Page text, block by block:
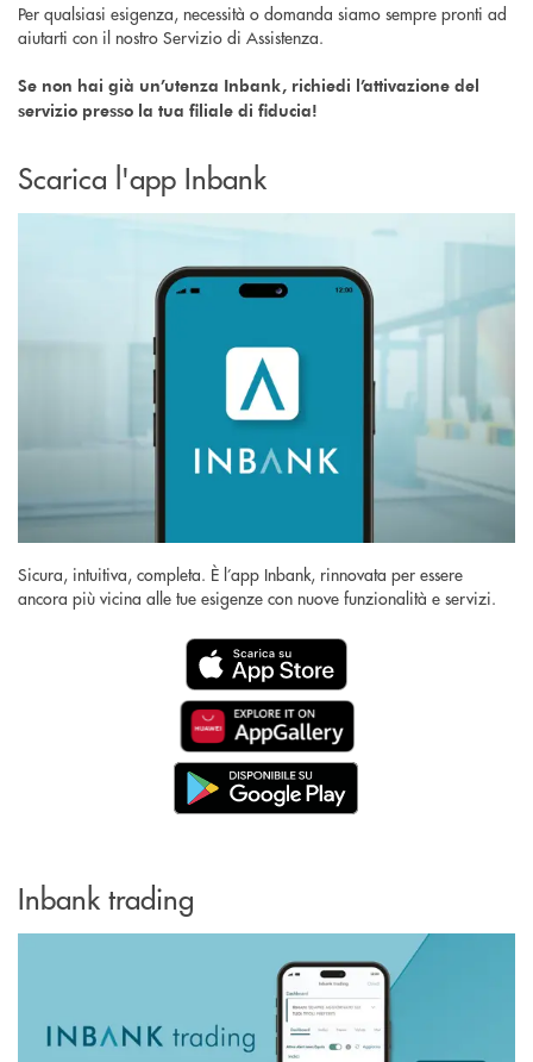
Per qualsiasi esigenza, necessità o domanda siamo sempre pronti ad
aiutarti con il nostro Servizio di Assistenza.
Se non hai già un’utenza Inbank, richiedi l’attivazione del
servizio presso la tua filiale di fiducia!
Scarica l'app Inbank
Sicura, intuitiva, completa. È l’app Inbank, rinnovata per essere
ancora più vicina alle tue esigenze con nuove funzionalità e servizi.
Inbank trading